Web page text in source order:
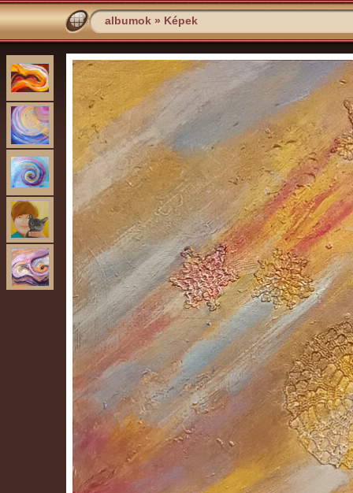
albumok » Képek